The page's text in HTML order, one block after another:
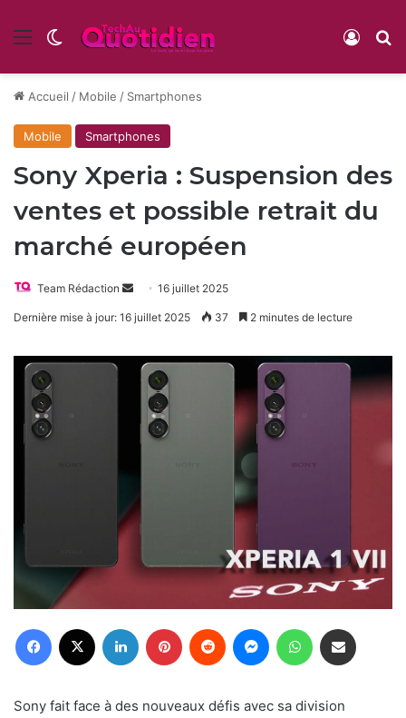
Menu Switch skin
Accueil / Mobile / Smartphones
Mobile Smartphones
Sony Xperia : Suspension des
ventes et possible retrait du
marché européen
Team Rédaction
Envoyer16 juillet 2025
Dernière mise à jour: 16 juillet 2025 37 2 minutes de lecture
Facebook Linkedin Pinterest Reddit MessengerWhatsApp
Sony fait face à des nouveaux défis avec sa division